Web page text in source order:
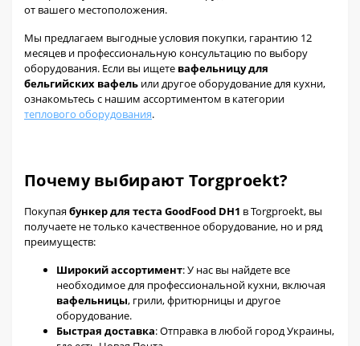
от вашего местоположения.
Мы предлагаем выгодные условия покупки, гарантию 12
месяцев и профессиональную консультацию по выбору
оборудования. Если вы ищете вафельницу для
бельгийских вафель или другое оборудование для кухни,
ознакомьтесь с нашим ассортиментом в категории
теплового оборудования.
Почему выбирают Torgproekt?
Покупаябункер для теста GoodFood DH1 в Torgproekt, вы
получаете не только качественное оборудование, но и ряд
преимуществ:
Широкий ассортимент: У нас вы найдете все
необходимое для профессиональной кухни, включая
вафельницы, грили, фритюрницы и другое
оборудование.
Быстрая доставка: Отправка в любой город Украины,